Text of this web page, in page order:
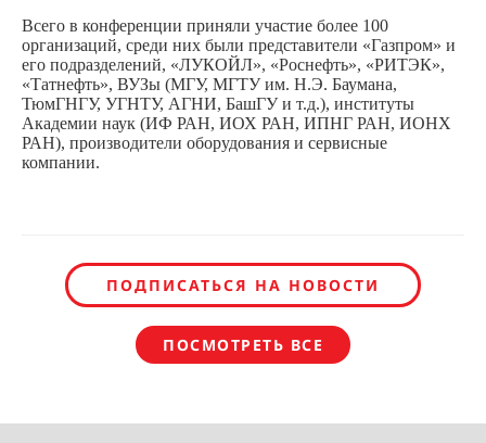
Всего в конференции приняли участие более 100
организаций, среди них были представители «Газпром» и
его подразделений, «ЛУКОЙЛ», «Роснефть», «РИТЭК»,
«Татнефть», ВУЗы (МГУ, МГТУ им. Н.Э. Баумана,
ТюмГНГУ, УГНТУ, АГНИ, БашГУ и т.д.), институты
Академии наук (ИФ РАН, ИОХ РАН, ИПНГ РАН, ИОНХ
РАН), производители оборудования и сервисные
компании.
ПОДПИСАТЬСЯ НА НОВОСТИ
ПОСМОТРЕТЬ ВСЕ